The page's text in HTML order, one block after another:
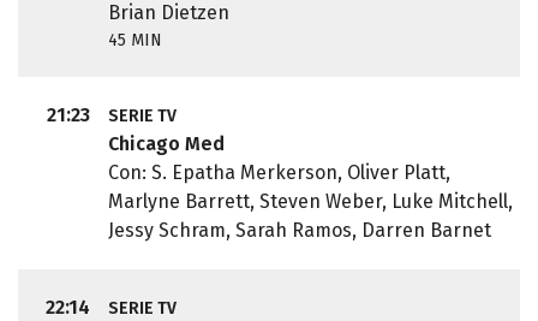
Brian Dietzen
45 MIN
21:23 SERIE TV
Chicago Med
Con: S. Epatha Merkerson, Oliver Platt,
Marlyne Barrett, Steven Weber, Luke Mitchell,
Jessy Schram, Sarah Ramos, Darren Barnet
22:14 SERIE TV